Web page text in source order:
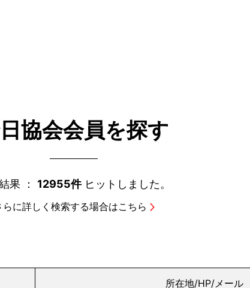
協会会員を探す
果 ： 12955件ヒットしました。
らに詳しく検索する場合はこちら
所在地/HP/メール